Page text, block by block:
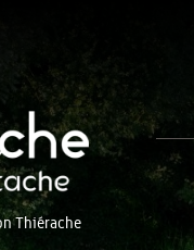
Thiérache